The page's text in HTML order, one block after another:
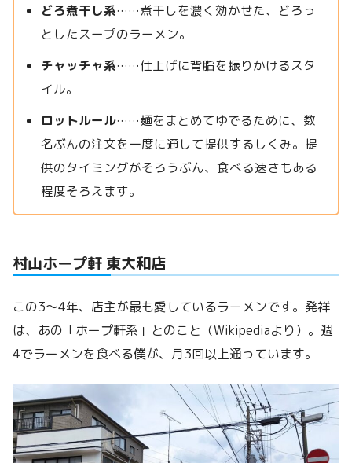
どろ煮干し系……煮干しを濃く効かせた、どろっ
としたスープのラーメン。
チャッチャ系……仕上げに背脂を振りかけるスタ
イル。
ロットルール……麺をまとめてゆでるために、数
名ぶんの注文を一度に通して提供するしくみ。提
供のタイミングがそろうぶん、食べる速さもある
程度そろえます。
村山ホープ軒 東大和店
この3〜4年、店主が最も愛しているラーメンです。発祥
は、あの「ホープ軒系」とのこと（Wikipediaより）。週
4でラーメンを食べる僕が、月3回以上通っています。